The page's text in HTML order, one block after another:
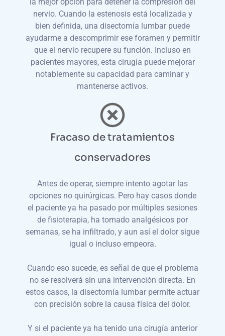
la mejor opción para detener la compresión del
nervio. Cuando la estenosis está localizada y
bien definida, una disectomía lumbar puede
ayudarme a descomprimir ese foramen y permitir
que el nervio recupere su función. Incluso en
pacientes mayores, esta cirugía puede mejorar
notablemente su capacidad para caminar y
mantenerse activos.
Fracaso de tratamientos
conservadores
Antes de operar, siempre intento agotar las
opciones no quirúrgicas. Pero hay casos donde
el paciente ya ha pasado por múltiples sesiones
de fisioterapia, ha tomado analgésicos por
semanas, se ha infiltrado, y aun así el dolor sigue
igual o incluso empeora.
Cuando eso sucede, es señal de que el problema
no se resolverá sin una intervención directa. En
estos casos, la disectomía lumbar permite actuar
con precisión sobre la causa física del dolor.
Y si el paciente ya ha tenido una cirugía anterior